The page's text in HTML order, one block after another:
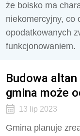
że boisko ma
niekomercyjny, co
opodatkowanych
funkcjonowaniem.
Budowa
gmina może
13 lip 2023
Gmina planuje